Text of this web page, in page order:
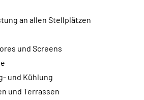
an allen Stellplätzen
und Screens
und Kühlung
und Terrassen